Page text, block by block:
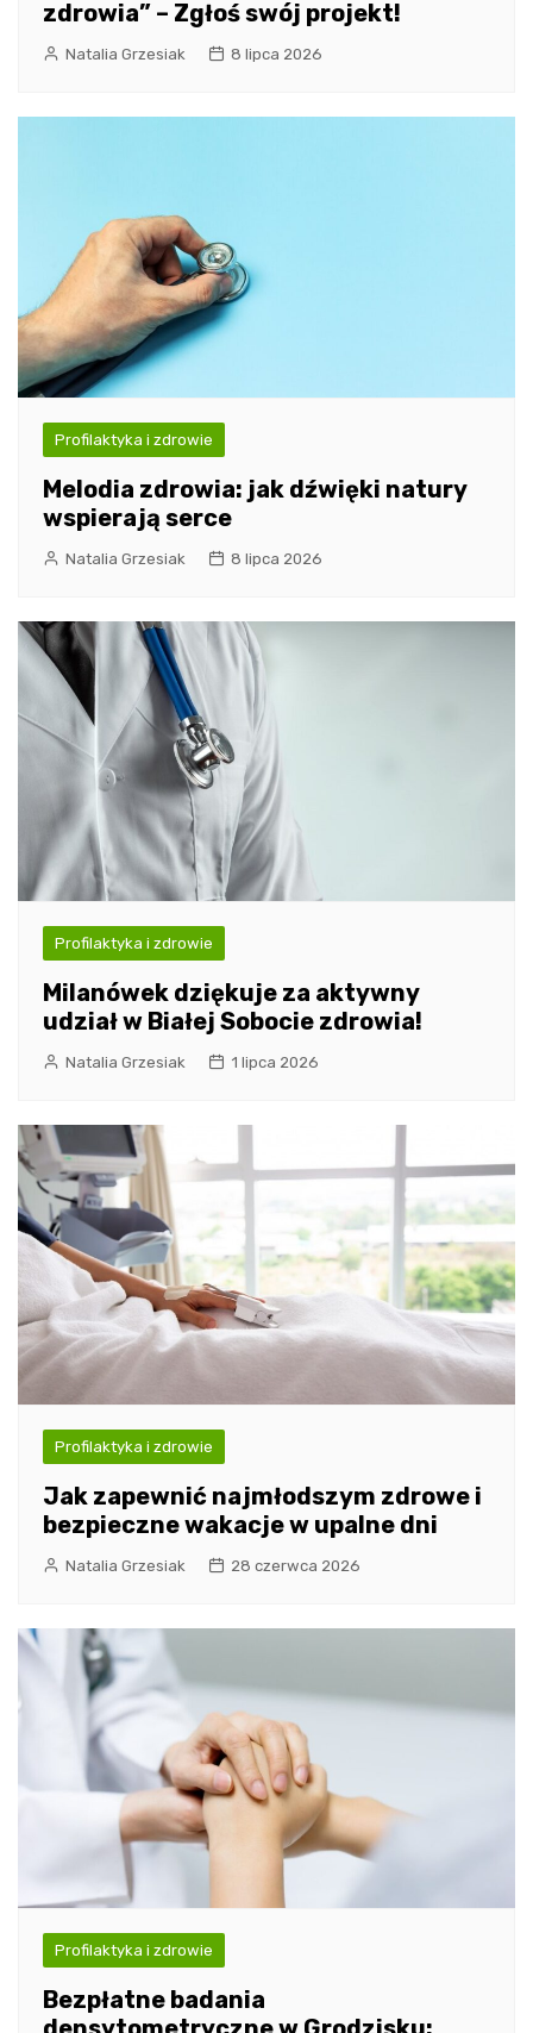
zdrowia” – Zgłoś swój projekt!
Natalia Grzesiak 8 lipca 2026
Profilaktyka i zdrowie
Melodia zdrowia: jak dźwięki natury
wspierają serce
Natalia Grzesiak 8 lipca 2026
Profilaktyka i zdrowie
Milanówek dziękuje za aktywny
udział w Białej Sobocie zdrowia!
Natalia Grzesiak 1 lipca 2026
Profilaktyka i zdrowie
Jak zapewnić najmłodszym zdrowe i
bezpieczne wakacje w upalne dni
Natalia Grzesiak 28 czerwca 2026
Profilaktyka i zdrowie
Bezpłatne badania